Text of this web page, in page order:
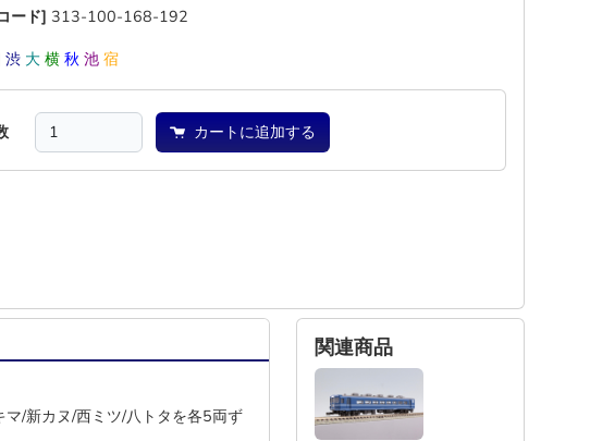
ード] 313-100-168-192
渋 大 横 秋 池 宿
カートに追加する
/新カヌ/西ミツ/八トタを各5両ず
関連商品